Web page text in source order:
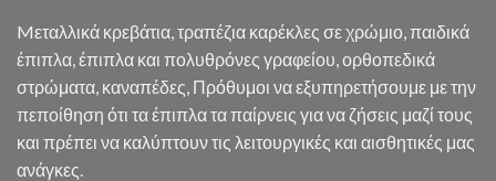
Mεταλλικά κρεβάτια, τραπέζια καρέκλες σε χρώμιο, παιδικά
έπιπλα, έπιπλα και πολυθρόνες γραφείου, ορθοπεδικά
στρώματα, καναπέδες, Πρόθυμοι να εξυπηρετήσουμε με την
πεποίθηση ότι τα έπιπλα τα παίρνεις για να ζήσεις μαζί τους
και πρέπει να καλύπτουν τις λειτουργικές και αισθητικές μας
ανάγκες.